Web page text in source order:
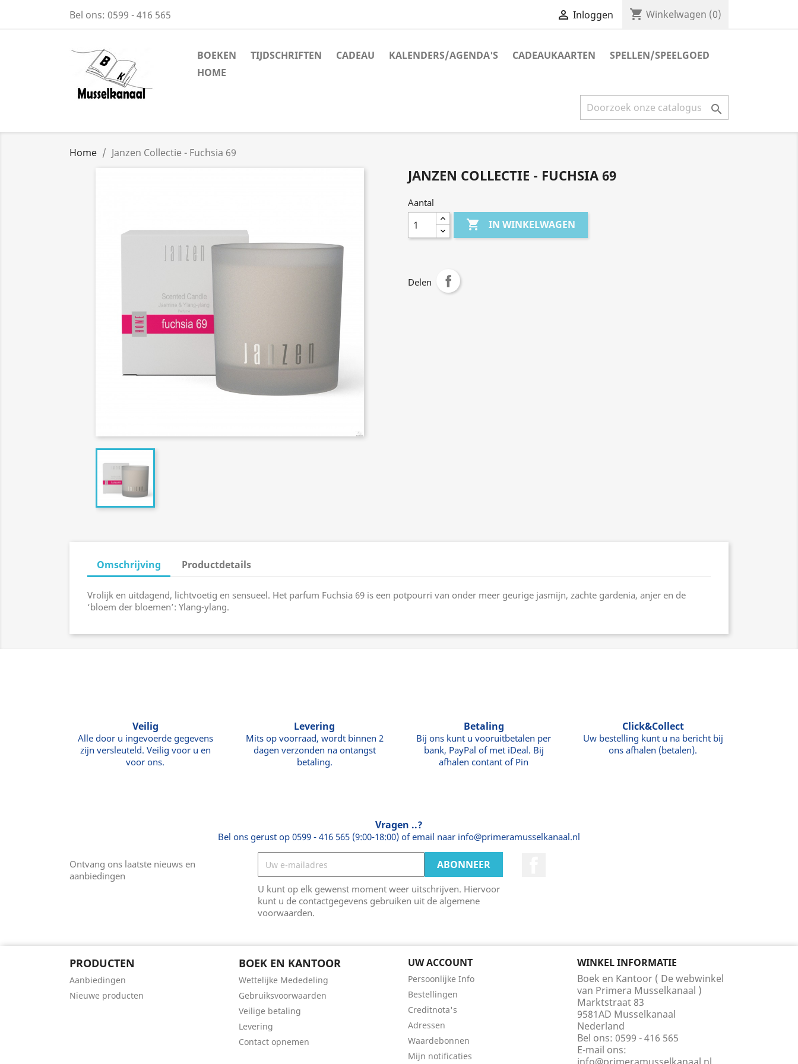
Bel ons: 0599 - 416 565  Inloggen shopping_cart Winkelwagen (0)
BOEKEN TIJDSCHRIFTEN CADEAU KALENDERS/AGENDA'S CADEAUKAARTEN
SPELLEN/SPEELGOED
HOME

Home Janzen Collectie - Fuchsia 69
JANZEN COLLECTIE - FUCHSIA 69
Aantal
 IN WINKELWAGEN
Delen
Omschrijving Productdetails
Vrolijk en uitdagend, lichtvoetig en sensueel. Het parfum Fuchsia 69 is een potpourri van onder meer geurige jasmijn, zachte gardenia, anjer en de
‘bloem der bloemen’: Ylang-ylang.
Veilig
Alle door u ingevoerde gegevens
zijn versleuteld. Veilig voor u en
voor ons.
Levering
Mits op voorraad, wordt binnen 2
dagen verzonden na ontangst
betaling.
Betaling
Bij ons kunt u vooruitbetalen per
bank, PayPal of met iDeal. Bij
afhalen contant of Pin
Click&Collect
Uw bestelling kunt u na bericht bij
ons afhalen (betalen).
Vragen ..?
Bel ons gerust op 0599 - 416 565 (9:00-18:00) of email naar info@primeramusselkanaal.nl
Ontvang ons laatste nieuws en
aanbiedingen
U kunt op elk gewenst moment weer uitschrijven. Hiervoor
kunt u de contactgegevens gebruiken uit de algemene
voorwaarden.
PRODUCTEN
Aanbiedingen
Nieuwe producten
BOEK EN KANTOOR
Wettelijke Mededeling
Gebruiksvoorwaarden
Veilige betaling
Levering
Contact opnemen
UW ACCOUNT
Persoonlijke Info
Bestellingen
Creditnota's
Adressen
Waardebonnen
Mijn notificaties
WINKEL INFORMATIE
Boek en Kantoor ( De webwinkel
van Primera Musselkanaal )
Marktstraat 83
9581AD Musselkanaal
Nederland
Bel ons: 0599 - 416 565
E-mail ons: